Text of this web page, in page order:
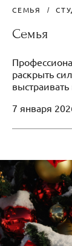
СЕМЬЯ
Семья
раскрыть
7 января